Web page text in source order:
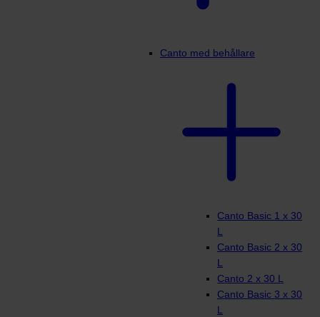
Canto med behållare
Canto Basic 1 x 30
L
Canto Basic 2 x 30
L
Canto 2 x 30 L
Canto Basic 3 x 30
L